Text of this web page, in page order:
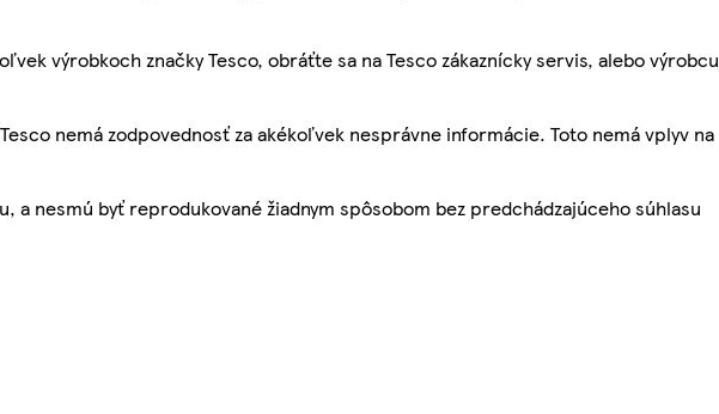
výrobkoch značky Tesco, obráťte sa na Tesco zákaznícky servis, alebo výrobcu
nemá zodpovednosť za akékoľvek nesprávne informácie. Toto nemá vplyv na
nesmú byť reprodukované žiadnym spôsobom bez predchádzajúceho súhlasu